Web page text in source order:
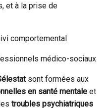
et à la prise de
comportemental
médico-sociaux
sont formées aux
en santé mentale et
troubles psychiatriques